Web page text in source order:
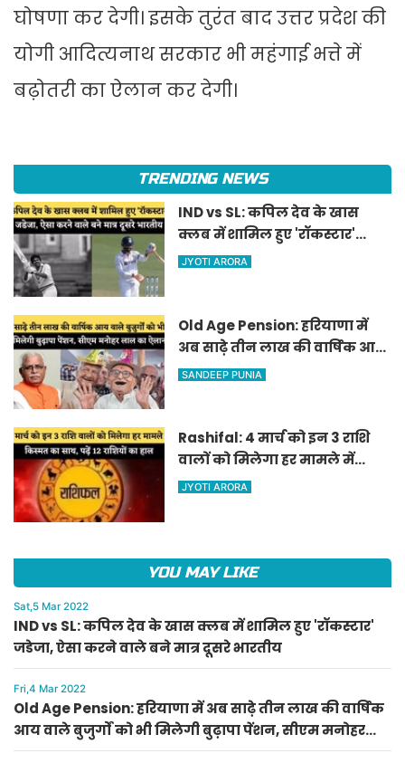
घोषणा कर देगी। इसके तुरंत बाद उत्तर प्रदेश की
योगी आदित्यनाथ सरकार भी महंगाई भत्ते में
बढ़ोतरी का ऐलान कर देगी।
TRENDING NEWS
IND vs SL: कपिल देव के खास
क्लब में शामिल हुए 'रॉकस्टार'
जडेजा, ऐसा करने वाले बने मात्र
JYOTI ARORA
Old Age Pension: हरियाणा में
अब साढ़े तीन लाख की वार्षिक आय
वाले बुजुर्गों को भी मिलेगी बुढ़ापा
SANDEEP PUNIA
Rashifal: 4 मार्च को इन 3 राशि
वालों को मिलेगा हर मामले में
किस्मत का साथ, पढ़ें 12 राशियों का
JYOTI ARORA
YOU MAY LIKE
Sat,5 Mar 2022
IND vs SL: कपिल देव के खास क्लब में शामिल हुए 'रॉकस्टार'
जडेजा, ऐसा करने वाले बने मात्र दूसरे भारतीय
Fri,4 Mar 2022
Old Age Pension: हरियाणा में अब साढ़े तीन लाख की वार्षिक
आय वाले बुजुर्गों को भी मिलेगी बुढ़ापा पेंशन, सीएम मनोहर
लाल का ऐलान